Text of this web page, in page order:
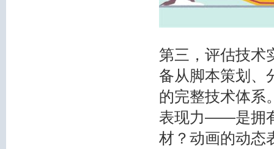
第三，评估技术
备从脚本策划、
的完整技术体系
表现力——是拥
材？动画的动态